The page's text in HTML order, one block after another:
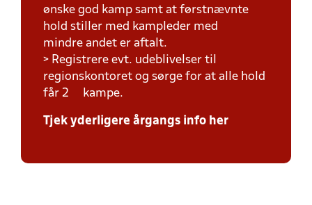
ønske god kamp samt at førstnævnte
hold stiller med kampleder med
mindre andet er aftalt.
> Registrere evt. udeblivelser til
regionskontoret og sørge for at alle hold
får 2 kampe.
Tjek yderligere årgangs info her